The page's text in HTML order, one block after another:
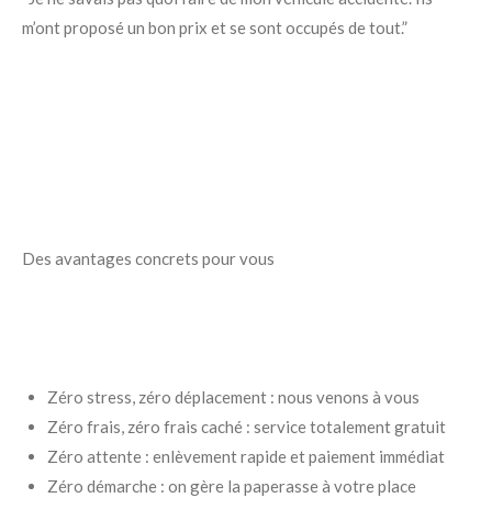
m’ont proposé un bon prix et se sont occupés de tout.”
Des avantages concrets pour vous
Zéro stress, zéro déplacement : nous venons à vous
Zéro frais, zéro frais caché : service totalement gratuit
Zéro attente : enlèvement rapide et paiement immédiat
Zéro démarche : on gère la paperasse à votre place